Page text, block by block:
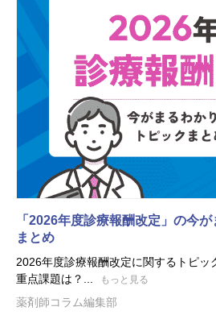
「2026年度診療報酬改定」の今
まとめ
2026年度診療報酬改定に関するトピッ
重点課題は？...
もっと見る
薬剤師コラム編集部